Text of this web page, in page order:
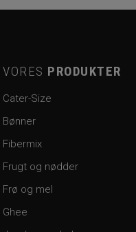
VORES PRODUKTER
Cater-Size
Bønner
Fibermix
Frugt og nødder
Frø og mel
Ghee